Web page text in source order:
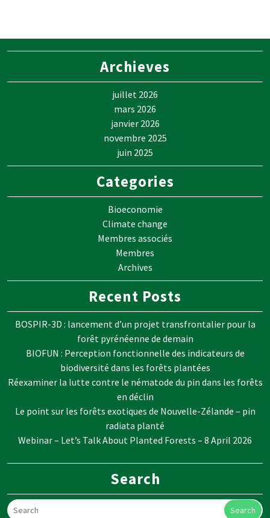
Archieves
juillet 2026
mars 2026
janvier 2026
novembre 2025
juin 2025
Categories
Bioeconomie
Climate change
Membres associés
Membres
Archives
Recent Posts
BOSPIR-3D : lancement d’un projet transfrontalier pour la
forêt pyrénéenne de demain
BIOFUN : Perception fonctionnelle des indicateurs de
biodiversité dans les forêts plantées
Réexaminer la lutte contre le nématode du pin dans les forêts
en déclin
Le point sur les forêts exotiques de Nouvelle-Zélande – pin
radiata planté
Webinar – Let’s Talk About Planted Forests – 8 April 2026
Search
Search